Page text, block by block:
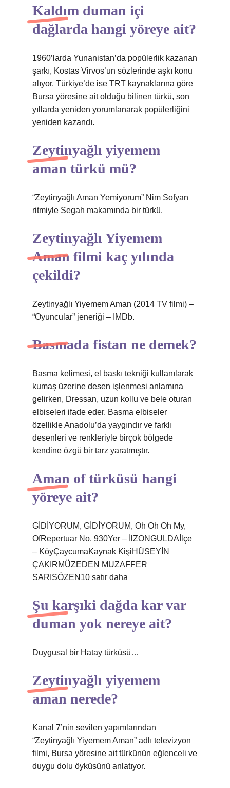
Kaldım duman içi
dağlarda hangi yöreye ait?
1960’larda Yunanistan’da popülerlik kazanan
şarkı, Kostas Virvos’un sözlerinde aşkı konu
alıyor. Türkiye’de ise TRT kaynaklarına göre
Bursa yöresine ait olduğu bilinen türkü, son
yıllarda yeniden yorumlanarak popülerliğini
yeniden kazandı.
Zeytinyağlı yiyemem
aman türkü mü?
“Zeytinyağlı Aman Yemiyorum” Nim Sofyan
ritmiyle Segah makamında bir türkü.
Zeytinyağlı Yiyemem
Aman filmi kaç yılında
çekildi?
Zeytinyağlı Yiyemem Aman (2014 TV filmi) –
“Oyuncular” jeneriği – IMDb.
Basmada fistan ne demek?
Basma kelimesi, el baskı tekniği kullanılarak
kumaş üzerine desen işlenmesi anlamına
gelirken, Dressan, uzun kollu ve bele oturan
elbiseleri ifade eder. Basma elbiseler
özellikle Anadolu’da yaygındır ve farklı
desenleri ve renkleriyle birçok bölgede
kendine özgü bir tarz yaratmıştır.
Aman of türküsü hangi
yöreye ait?
GİDİYORUM, GİDİYORUM, Oh Oh Oh My,
OfRepertuar No. 930Yer – İlZONGULDAİlçe
– KöyÇaycumaKaynak KişiHÜSEYİN
ÇAKIRMÜZEDEN MUZAFFER
SARISÖZEN10 satır daha
Şu karşıki dağda kar var
duman yok nereye ait?
Duygusal bir Hatay türküsü…
Zeytinyağlı yiyemem
aman nerede?
Kanal 7’nin sevilen yapımlarından
“Zeytinyağlı Yiyemem Aman” adlı televizyon
filmi, Bursa yöresine ait türkünün eğlenceli ve
duygu dolu öyküsünü anlatıyor.